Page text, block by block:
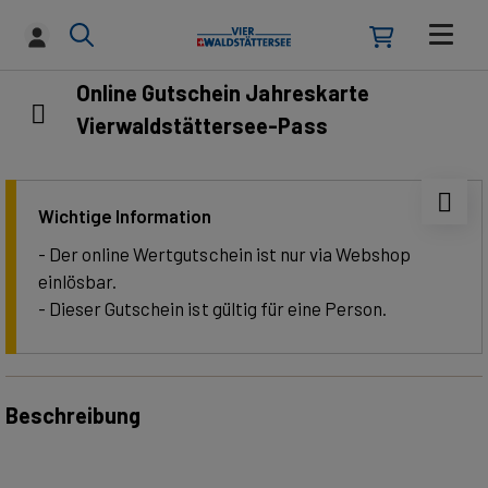
Online Gutschein Jahreskarte
Vierwaldstättersee-Pass
Wichtige Information
- Der online Wertgutschein ist nur via Webshop
einlösbar.
- Dieser Gutschein ist gültig für eine Person.
Beschreibung